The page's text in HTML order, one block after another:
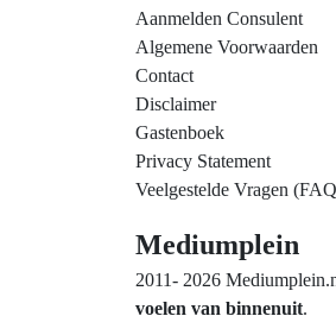
Aanmelden Consulent
Algemene Voorwaarden
Contact
Disclaimer
Gastenboek
Privacy Statement
Veelgestelde Vragen
Mediumplein
2011- 2026
voelen van binnenuit.